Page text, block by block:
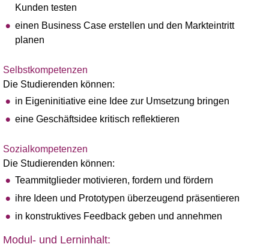
Kunden testen
einen Business Case erstellen und den Markteintritt
planen
Selbstkompetenzen
Die Studierenden können:
in Eigeninitiative eine Idee zur Umsetzung bringen
eine Geschäftsidee kritisch reflektieren
Sozialkompetenzen
Die Studierenden können:
Teammitglieder motivieren, fordern und fördern
ihre Ideen und Prototypen überzeugend präsentieren
in konstruktives Feedback geben und annehmen
Modul- und Lerninhalt: